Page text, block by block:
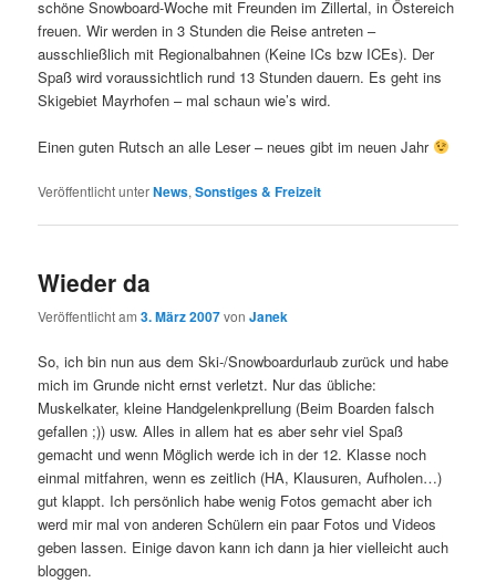
schöne Snowboard-Woche mit Freunden im Zillertal, in Östereich
freuen. Wir werden in 3 Stunden die Reise antreten –
ausschließlich mit Regionalbahnen (Keine ICs bzw ICEs). Der
Spaß wird voraussichtlich rund 13 Stunden dauern. Es geht ins
Skigebiet Mayrhofen – mal schaun wie’s wird.
Einen guten Rutsch an alle Leser – neues gibt im neuen Jahr
Veröffentlicht unterNews,Sonstiges & Freizeit
Wieder da
Veröffentlicht am3. März 2007vonJanek
So, ich bin nun aus dem Ski-/Snowboardurlaub zurück und habe
mich im Grunde nicht ernst verletzt. Nur das übliche:
Muskelkater, kleine Handgelenkprellung (Beim Boarden falsch
gefallen ;)) usw. Alles in allem hat es aber sehr viel Spaß
gemacht und wenn Möglich werde ich in der 12. Klasse noch
einmal mitfahren, wenn es zeitlich (HA, Klausuren, Aufholen…)
gut klappt. Ich persönlich habe wenig Fotos gemacht aber ich
werd mir mal von anderen Schülern ein paar Fotos und Videos
geben lassen. Einige davon kann ich dann ja hier vielleicht auch
bloggen.